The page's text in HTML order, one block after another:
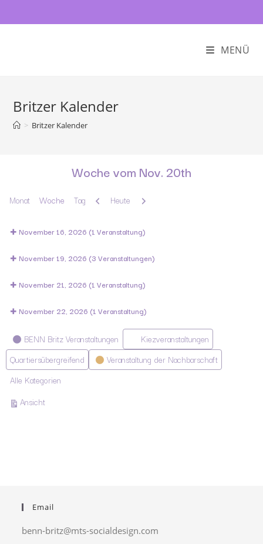
MENÜ
Britzer Kalender
> Britzer Kalender
Woche vom Nov. 20th
Monat Woche Tag Zurück
Heute Weiter
November 16, 2026 (1 Veranstaltung)
November 19, 2026 (3 Veranstaltungen)
November 21, 2026 (1 Veranstaltung)
November 22, 2026 (1 Veranstaltung)
Kategorien
BENN Britz Veranstaltungen
Kiezveranstaltungen
Quartiersübergreifend
Veranstaltung der Nachbarschaft
Alle Kategorien
Ansichtausdrucken
Email
benn-britz@mts-socialdesign.com